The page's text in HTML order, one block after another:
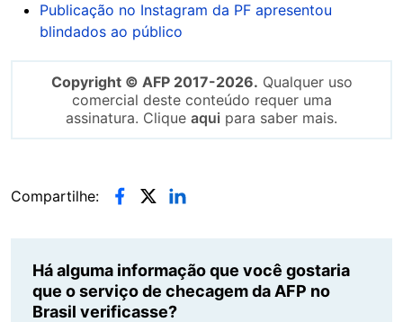
Publicação no Instagram da PF apresentou
blindados ao público
Copyright © AFP 2017-2026. Qualquer uso
comercial deste conteúdo requer uma
assinatura. Clique aqui para saber mais.
Compartilhe:
Há alguma informação que você gostaria
que o serviço de checagem da AFP no
Brasil verificasse?